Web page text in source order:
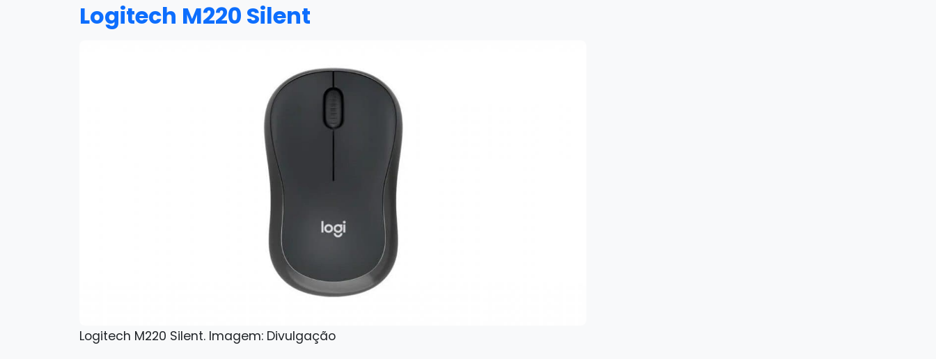
Logitech M220 Silent
Logitech M220 Silent. Imagem: Divulgação